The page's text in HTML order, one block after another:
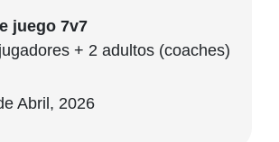
juego 7v7
+ 2 adultos (coaches)
Abril, 2026